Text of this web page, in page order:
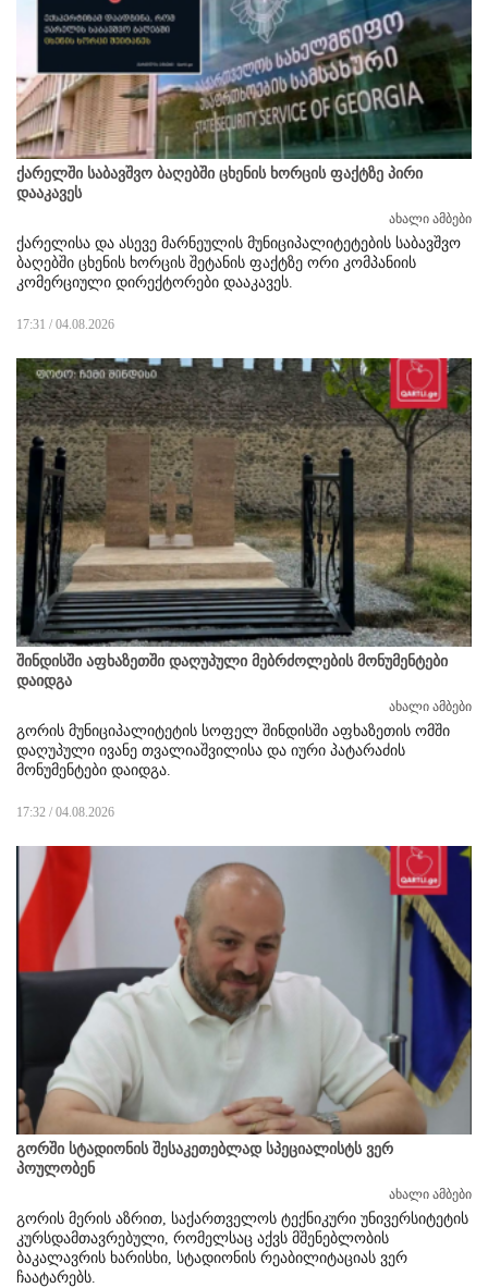
ქარელში საბავშვო ბაღებში ცხენის ხორცის ფაქტზე პირი
დააკავეს
ახალი ამბები
ქარელისა და ასევე მარნეულის მუნიციპალიტეტების საბავშვო
ბაღებში ცხენის ხორცის შეტანის ფაქტზე ორი კომპანიის
კომერციული დირექტორები დააკავეს.
17:31 / 04.08.2026
შინდისში აფხაზეთში დაღუპული მებრძოლების მონუმენტები
დაიდგა
ახალი ამბები
გორის მუნიციპალიტეტის სოფელ შინდისში აფხაზეთის ომში
დაღუპული ივანე თვალიაშვილისა და იური პატარაძის
მონუმენტები დაიდგა.
17:32 / 04.08.2026
გორში სტადიონის შესაკეთებლად სპეციალისტს ვერ
პოულობენ
ახალი ამბები
გორის მერის აზრით, საქართველოს ტექნიკური უნივერსიტეტის
კურსდამთავრებული, რომელსაც აქვს მშენებლობის
ბაკალავრის ხარისხი, სტადიონის რეაბილიტაციას ვერ
ჩაატარებს.